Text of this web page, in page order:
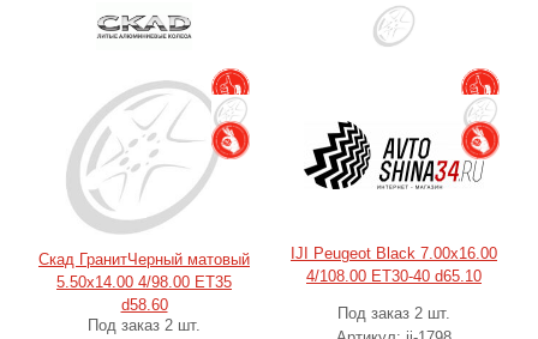
Скад ГранитЧерный матовый
5.50x14.00 4/98.00 ET35
d58.60
Под заказ 2 шт.
IJI Peugeot Black 7.00x16.00
4/108.00 ET30-40 d65.10
Под заказ 2 шт.